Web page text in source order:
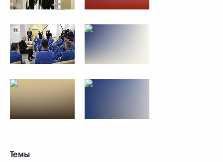
Темы